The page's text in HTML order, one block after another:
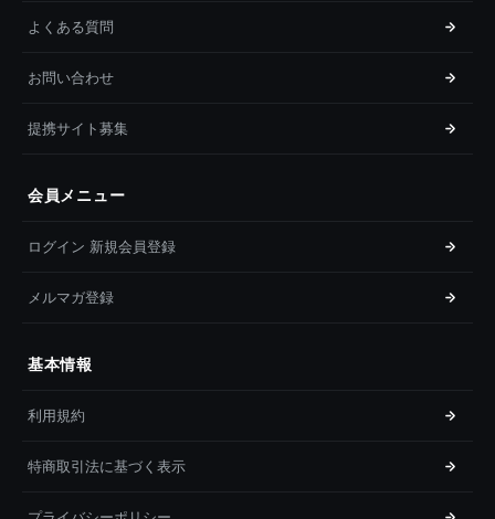
よくある質問
お問い合わせ
提携サイト募集
会員メニュー
ログイン 新規会員登録
メルマガ登録
基本情報
利用規約
特商取引法に基づく表示